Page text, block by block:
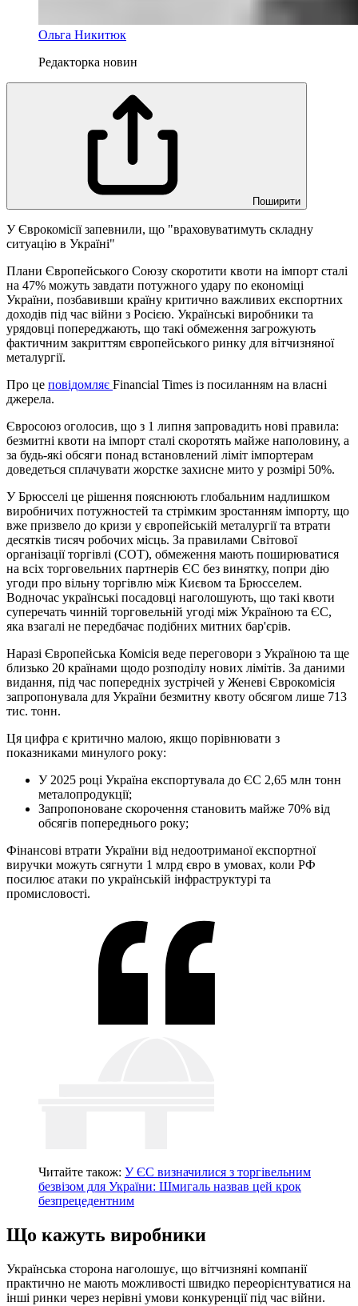
Ольга Никитюк
Редакторка новин
Поширити
У Єврокомісії запевнили, що "враховуватимуть складну
ситуацію в Україні"
Плани Європейського Союзу скоротити квоти на імпорт сталі
на 47% можуть завдати потужного удару по економіці
України, позбавивши країну критично важливих експортних
доходів під час війни з Росією. Українські виробники та
урядовці попереджають, що такі обмеження загрожують
фактичним закриттям європейського ринку для вітчизняної
металургії.
Про це повідомляє Financial Times із посиланням на власні
джерела.
Євросоюз оголосив, що з 1 липня запровадить нові правила:
безмитні квоти на імпорт сталі скоротять майже наполовину, а
за будь-які обсяги понад встановлений ліміт імпортерам
доведеться сплачувати жорстке захисне мито у розмірі 50%.
У Брюсселі це рішення пояснюють глобальним надлишком
виробничих потужностей та стрімким зростанням імпорту, що
вже призвело до кризи у європейській металургії та втрати
десятків тисяч робочих місць. За правилами Світової
організації торгівлі (СОТ), обмеження мають поширюватися
на всіх торговельних партнерів ЄС без винятку, попри дію
угоди про вільну торгівлю між Києвом та Брюсселем.
Водночас українські посадовці наголошують, що такі квоти
суперечать чинній торговельній угоді між Україною та ЄС,
яка взагалі не передбачає подібних митних бар'єрів.
Наразі Європейська Комісія веде переговори з Україною та ще
близько 20 країнами щодо розподілу нових лімітів. За даними
видання, під час попередніх зустрічей у Женеві Єврокомісія
запропонувала для України безмитну квоту обсягом лише 713
тис. тонн.
Ця цифра є критично малою, якщо порівнювати з
показниками минулого року:
У 2025 році Україна експортувала до ЄС 2,65 млн тонн
металопродукції;
Запропоноване скорочення становить майже 70% від
обсягів попереднього року;
Фінансові втрати України від недоотриманої експортної
виручки можуть сягнути 1 млрд євро в умовах, коли РФ
посилює атаки по українській інфраструктурі та
промисловості.
Читайте також: У ЄС визначилися з торгівельним
безвізом для України: Шмигаль назвав цей крок
безпрецедентним
Що кажуть виробники
Українська сторона наголошує, що вітчизняні компанії
практично не мають можливості швидко переорієнтуватися на
інші ринки через нерівні умови конкуренції під час війни.